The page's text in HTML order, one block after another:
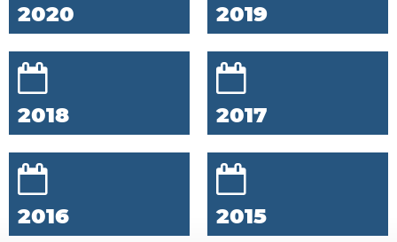
2020 2019
2018 2017
2016 2015